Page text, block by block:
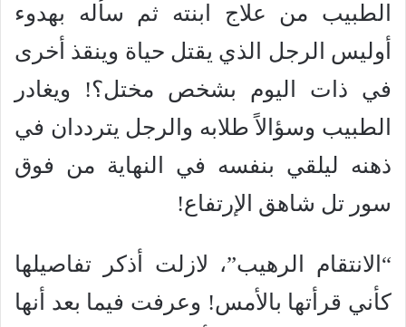
الطبيب من علاج ابنته ثم سأله بهدوء
أوليس الرجل الذي يقتل حياة وينقذ أخرى
في ذات اليوم بشخص مختل؟! ويغادر
الطبيب وسؤالاً طلابه والرجل يترددان في
ذهنه ليلقي بنفسه في النهاية من فوق
سور تل شاهق الإرتفاع!
“الانتقام الرهيب”، لازلت أذكر تفاصيلها
كأني قرأتها بالأمس! وعرفت فيما بعد أنها